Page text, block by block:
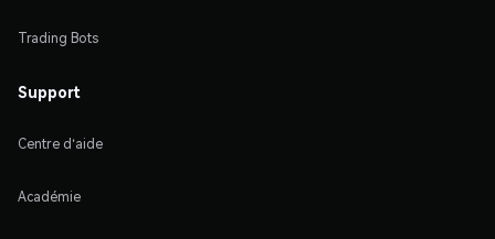
Trading Bots
Support
Centre d'aide
Académie